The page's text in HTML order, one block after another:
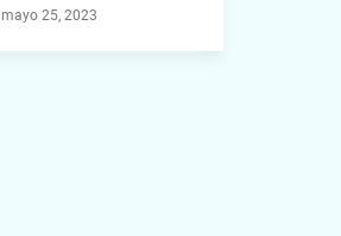
mayo 25, 2023